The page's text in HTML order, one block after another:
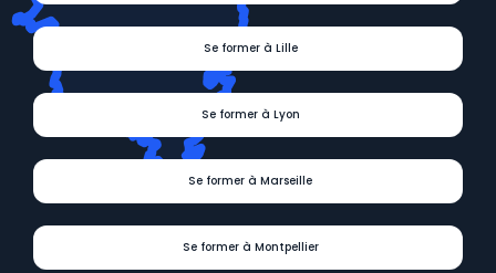
Se former à Lille
Se former à Lyon
Se former à Marseille
Se former à Montpellier